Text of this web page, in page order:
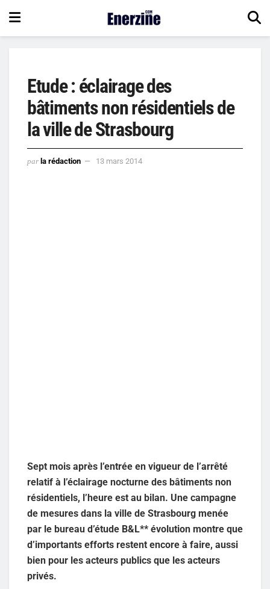
Etude : éclairage des
bâtiments non résidentiels de
la ville de Strasbourg
par la rédaction 13 mars 2014
Sept mois après l’entrée en vigueur de l’arrêté
relatif à l’éclairage nocturne des bâtiments non
résidentiels, l’heure est au bilan. Une campagne
de mesures dans la ville de Strasbourg menée
par le bureau d’étude B&L** évolution montre que
d’importants efforts restent encore à faire, aussi
bien pour les acteurs publics que les acteurs
privés.